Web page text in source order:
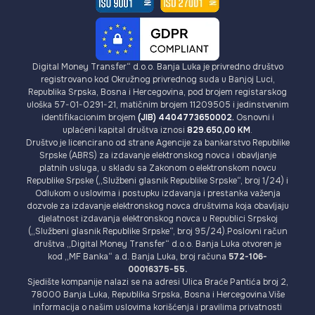
Digital Money Transfer“ d.o.o. Banja Luka je privredno društvo
registrovano kod Okružnog privrednog suda u Banjoj Luci,
Republika Srpska, Bosna i Hercegovina, pod brojem registarskog
uloška 57-01-0291-21, matičnim brojem 11209505 i jedinstvenim
identifikacionim brojem (JIB) 4404773650002. Osnovni i
uplaćeni kapital društva iznosi 829.650,00 KM.
Društvo je licencirano od strane Agencije za bankarstvo Republike
Srpske (ABRS) za izdavanje elektronskog novca i obavljanje
platnih usluga, u skladu sa Zakonom o elektronskom novcu
Republike Srpske („Službeni glasnik Republike Srpske“, broj 1/24) i
Odlukom o uslovima i postupku izdavanja i prestanka važenja
dozvole za izdavanje elektronskog novca društvima koja obavljaju
djelatnost izdavanja elektronskog novca u Republici Srpskoj
(„Službeni glasnik Republike Srpske“, broj 95/24).Poslovni račun
društva „Digital Money Transfer“ d.o.o. Banja Luka otvoren je
kod „MF Banka“ a.d. Banja Luka, broj računa 572-106-
00016375-55.
Sjedište kompanije nalazi se na adresi Ulica Braće Pantića broj 2,
78000 Banja Luka, Republika Srpska, Bosna i Hercegovina.Više
informacija o našim uslovima korišćenja i pravilima privatnosti